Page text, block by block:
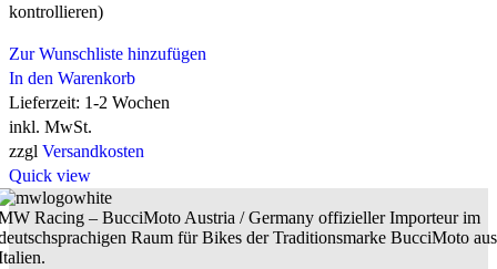
kontrollieren)
Zur Wunschliste hinzufügen
In den Warenkorb
Lieferzeit: 1-2 Wochen
inkl. MwSt.
zzgl Versandkosten
Quick view
Racing – BucciMoto Austria / Germany offizieller Importeur im
Raum für Bikes der Traditionsmarke BucciMoto aus